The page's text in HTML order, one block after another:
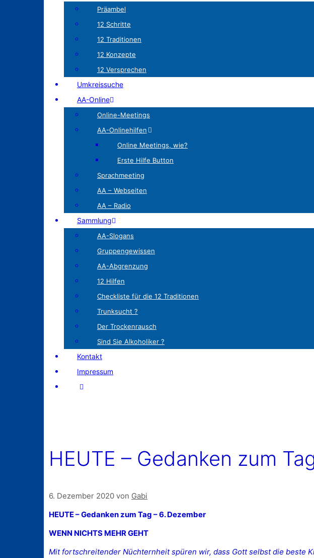
Präambel
12 Schritte
12 Traditionen
12 Konzepte
12 Versprechen
Umkreissuche
AA-Online
Online-Meetings
AA-Onlinehilfen
Online Meetings, wie?
Erste Hilfe Button
Sprachmeeting
AA – Webseiten
AA – Radio
Sammlung
AA-Slogans
Gruppengewissen
AA-Abgrenzung
12 Hilfen
Checkliste für die 12 Traditionen
Trunksucht ?
Der Trockenrausch
Sind Sie Alkoholiker ?
Kontakt
Impressum
HEUTE – Gedanken zum
6. Dezember 2020 von Gabi
HEUTE – Gedanken zum Tag – 6. Dezember
WENN NICHTS MEHR GEHT
Mit fortschreitender Nüchternheit spüren wir, dass Gott selbst die beste